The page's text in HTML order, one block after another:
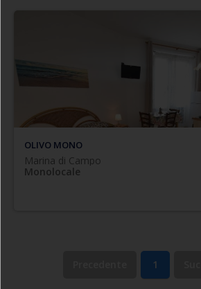
OLIVO MONO
Marina di Campo
Monolocale
Campo nel
appartamento monolocale
composto da soggiorno con angolo
con n.2 letti
), bagno completo con box doccia.
1